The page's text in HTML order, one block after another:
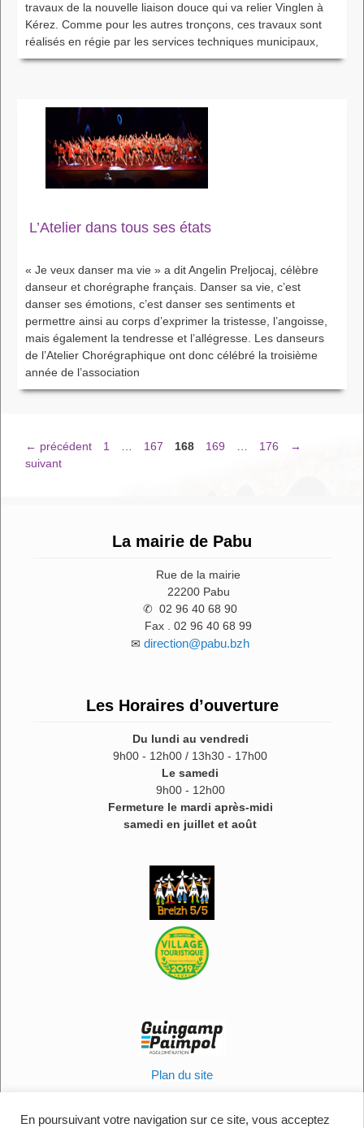
travaux de la nouvelle liaison douce qui va relier Vinglen à
Kérez. Comme pour les autres tronçons, ces travaux sont
réalisés en régie par les services techniques municipaux,
L’Atelier dans tous ses états
« Je veux danser ma vie » a dit Angelin Preljocaj, célèbre
danseur et chorégraphe français. Danser sa vie, c’est
danser ses émotions, c’est danser ses sentiments et
permettre ainsi au corps d’exprimer la tristesse, l’angoisse,
mais également la tendresse et l’allégresse. Les danseurs
de l’Atelier Chorégraphique ont donc célébré la troisième
année de l’association
← précédent Page
1 … Page
167 Page
168 Page
169 … Page
176
→
suivant
La mairie de Pabu
Rue de la mairie
22200 Pabu
✆ 02 96 40 68 90
Fax . 02 96 40 68 99
✉ direction@pabu.bzh
Les Horaires d’ouverture
Du lundi au vendredi
9h00 - 12h00 / 13h30 - 17h00
Le samedi
9h00 - 12h00
Fermeture le mardi après-midi
samedi en juillet et août
Plan du site
Politique en matière de cookies
En poursuivant votre navigation sur ce site, vous acceptez